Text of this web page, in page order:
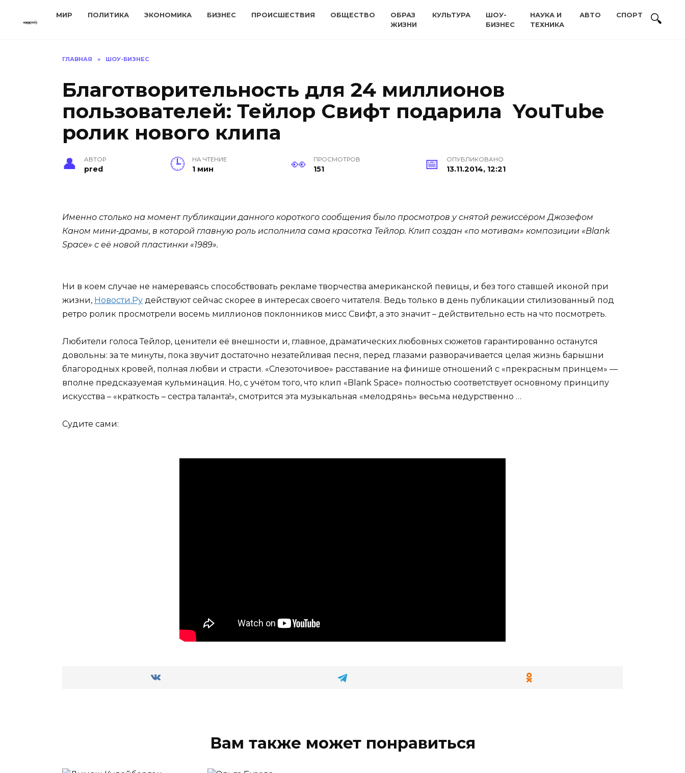
МИР ПОЛИТИКА ЭКОНОМИКА БИЗНЕС ПРОИСШЕСТВИЯ ОБЩЕСТВО
ОБРАЗ
ЖИЗНИ
КУЛЬТУРА
ШОУ-
БИЗНЕС
НАУКА И
ТЕХНИКА
АВТО СПОРТ
ГЛАВНАЯ » ШОУ-БИЗНЕС
Благотворительность для 24 миллионов
пользователей: Тейлор Свифт подарила YouTube
ролик нового клипа
АВТОР
pred
НА ЧТЕНИЕ
1 мин
ПРОСМОТРОВ
151
ОПУБЛИКОВАНО
13.11.2014, 12:21
Именно столько на момент публикации данного короткого сообщения было просмотров у снятой режиссёром Джозефом
Каном мини-драмы, в которой главную роль исполнила сама красотка Тейлор. Клип создан «по мотивам» композиции «Blank
Space» с её новой пластинки «1989».
Ни в коем случае не намереваясь способствовать рекламе творчества американской певицы, и без того ставшей иконой при
жизни, Новости.Ру действуют сейчас скорее в интересах своего читателя. Ведь только в день публикации стилизованный под
ретро ролик просмотрели восемь миллионов поклонников мисс Свифт, а это значит – действительно есть на что посмотреть.
Любители голоса Тейлор, ценители её внешности и, главное, драматических любовных сюжетов гарантированно останутся
довольны: за те минуты, пока звучит достаточно незатейливая песня, перед глазами разворачивается целая жизнь барышни
благородных кровей, полная любви и страсти. «Слезоточивое» расставание на финише отношений с «прекрасным принцем» —
вполне предсказуемая кульминация. Но, с учётом того, что клип «Blank Space» полностью соответствует основному принципу
искусства – «краткость – сестра таланта!», смотрится эта музыкальная «мелодрянь» весьма недурственно …
Судите сами:
Вам также может понравиться